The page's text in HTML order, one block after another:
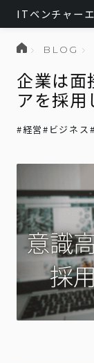
ITベンチャー
BLOG
企業は面
アを採用
#経営# ビジネス